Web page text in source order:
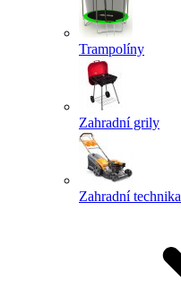
Trampolíny
Zahradní grily
Zahradní technika